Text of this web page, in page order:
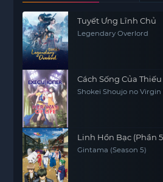
Tuyết Ưng Lĩnh Chủ
Legendary Overlord
Cách Sống Của
Shokei Shoujo no Virgin
Linh Hồn Bạc (Phần
Gintama (Season 5)